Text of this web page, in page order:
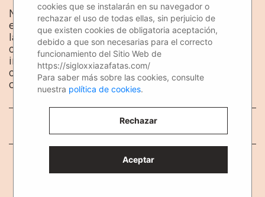
Nuestros chicos de Siglo XXI se convirtieron en
embajadores oficiales de la nueva campaña
lanzada por los Cerveceros de España y la DGT,
donde además de crear conciencia sobre la
ingesta de alcohol y el uso del volante,
descubrimos datos de sumo interés sobre la
cerveza sin alcohol en nuestro país
cookies que se instalarán en su navegador o
rechazar el uso de todas ellas, sin perjuicio de
que existen cookies de obligatoria aceptación,
debido a que son necesarias para el correcto
funcionamiento del Sitio Web de
https://sigloxxiazafatas.com/
Para saber más sobre las cookies, consulte
nuestra política de cookies.
Rechazar
Aceptar